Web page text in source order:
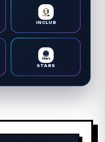
INCLUB
STARS